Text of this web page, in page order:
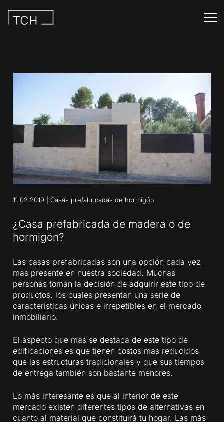
11.02.2019 |Casas prefabricadas de hormigón
¿Casa prefabricada de madera o de
hormigón?
Las casas prefabricadas son una opción cada vez
más presente en nuestra sociedad. Muchas
personas toman la decisión de adquirir este tipo de
productos, los cuales presentan una serie de
características únicas e irrepetibles en el mercado
inmobiliario.
El aspecto que más se destaca de este tipo de
edificaciones es que tienen costos más reducidos
que las estructuras tradicionales y que sus tiempos
de entrega también son bastante menores.
Lo más interesante es que al interior de este
mercado existen diferentes tipos de alternativas en
cuanto al material que constituirá tu hogar. Las más